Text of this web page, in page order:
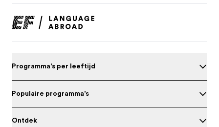
Programma's per leeftijd
Populaire programma's
Ontdek